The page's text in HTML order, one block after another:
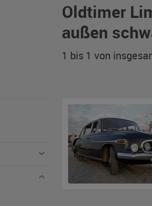
Oldtimer
außen
1 bis 1 von